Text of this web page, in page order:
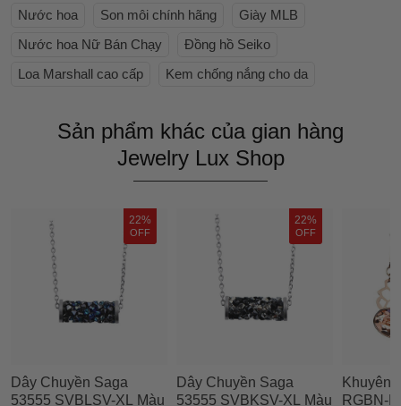
Nước hoa
Son môi chính hãng
Giày MLB
Nước hoa Nữ Bán Chạy
Đồng hồ Seiko
Loa Marshall cao cấp
Kem chống nắng cho da
Sản phẩm khác của gian hàng
Jewelry Lux Shop
22%
OFF
Dây Chuyền Saga
53555 SVBLSV-XL Màu
22%
OFF
Dây Chuyền Saga
53555 SVBKSV-XL Màu
Khuyên
RGBN-